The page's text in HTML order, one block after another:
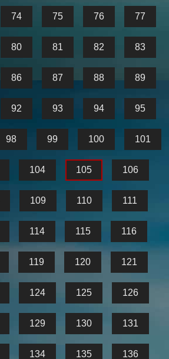
74 75 76 77
80 81 82 83
86 87 88 89
92 93 94 95
98 99 100 101
104 105 106
109 110 111
114 115 116
119 120 121
124 125 126
129 130 131
134 135 136